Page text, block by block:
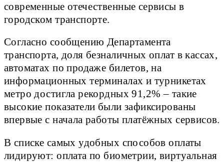
современные отечественные сервисы в
городском транспорте.
Согласно сообщению Департамента
транспорта, доля безналичных оплат в кассах,
автоматах по продаже билетов, на
информационных терминалах и турникетах
метро достигла рекордных 91,2% – такие
высокие показатели были зафиксированы
впервые с начала работы платёжных сервисов.
В списке самых удобных способов оплаты
лидируют: оплата по биометрии, виртуальная